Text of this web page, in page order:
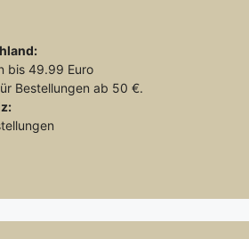
bis 49.99 Euro
Bestellungen ab 50 €.